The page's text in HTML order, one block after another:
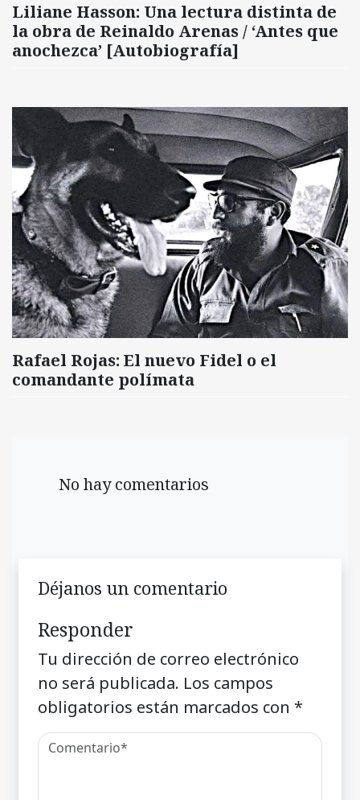
Liliane Hasson: Una lectura distinta de
la obra de Reinaldo Arenas / ‘Antes que
anochezca’ [Autobiografía]
Rafael Rojas: El nuevo Fidel o el
comandante polímata
No hay comentarios
Déjanos un comentario
Responder
Tu dirección de correo electrónico
no será publicada. Los campos
obligatorios están marcados con *